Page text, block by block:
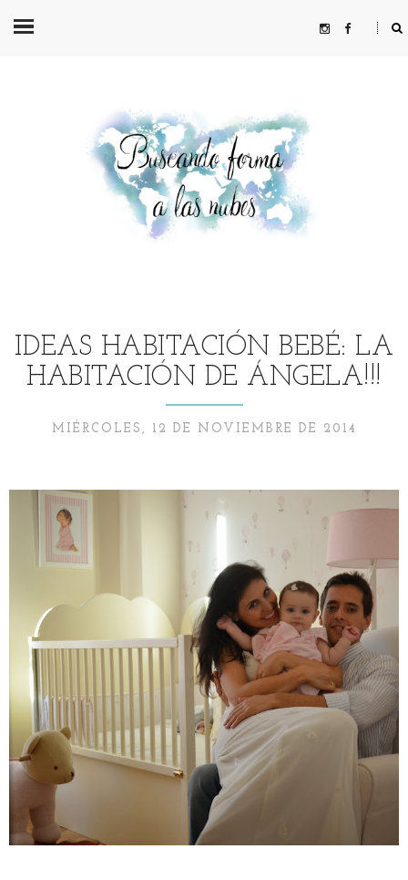
IDEAS HABITACIÓN BEBÉ: LA
HABITACIÓN DE ÁNGELA!!!
MIÉRCOLES, 12 DE NOVIEMBRE DE 2014